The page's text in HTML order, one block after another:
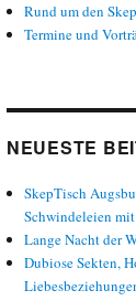
Rund um den
Termine und
NEUESTE
SkepTisch
Schwindeleien
Lange Nacht der
Dubiose Sekten,